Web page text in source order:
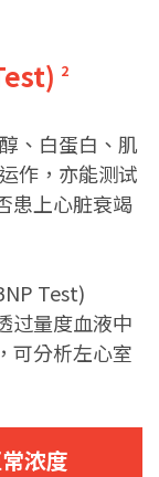
2
、白蛋白、肌
作，亦能测试
患上心脏衰竭
Test)
过量度血液中
可分析左心室
浓度